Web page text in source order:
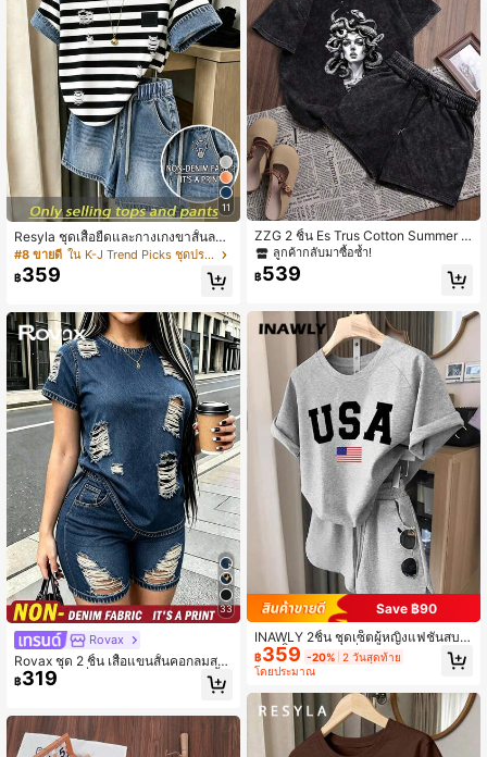
11
Resyla ชุดเสื้อยืดและกางเกงขาสั้นลาย
ทางลายแพตช์เวิร์คพิมพ์ลายยีนส์สำหรั
บผู้หญิงในฤดูร้อนแบบสบายๆ
#8 ขายดี ใน K-J Trend Picks ชุดประสานงานสตรี
฿359
33
Rovax
Rovax ชุด 2 ชิ้น เสื้อแขนสั้นคอกลมสไ
ตล์สตรีทแฟชั่นขาดๆ และกางเกงขาสั้น
มีกระเป๋าพิมพ์ลายยีนส์สำหรับผู้หญิง
฿319
ZZG 2 ชิ้น Es Trus Cotton Summer W
omen's Funny Print Hiphop "Medus
a" Personalized Graphic Streetwea
r, Korean Comfortable Retro Fashio
r, Regular Niche Punk Style Black S
lim Fit Crew Neck Short Sleeve Was
hed T-Shirt And Shorts Elegant
ลูกค้ากลับมาซื้อซ้ำ!
฿539
Save ฿90
INAWLY 2ชิ้น ชุดเซ็ตผู้หญิงแฟชั่นสบา
ย ๆ พร้ินต์คำขวัญชื่อเมือง กลับเข้าโรงเ
รียน
฿359 -20% 2 วันสุดท้าย
โดยประมาณ